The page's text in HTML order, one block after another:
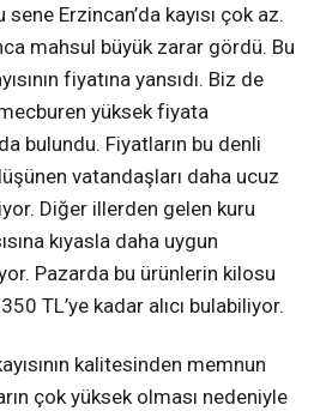
Erzincan’da kayısı çok az.
mahsul büyük zarar gördü. Bu
fiyatına yansıdı. Biz de
yüksek fiyata
bulundu. Fiyatların bu denli
vatandaşları daha ucuz
Diğer illerden gelen kuru
kıyasla daha uygun
Pazarda bu ürünlerin kilosu
TL’ye kadar alıcı bulabiliyor.
kalitesinden memnun
çok yüksek olması nedeniyle